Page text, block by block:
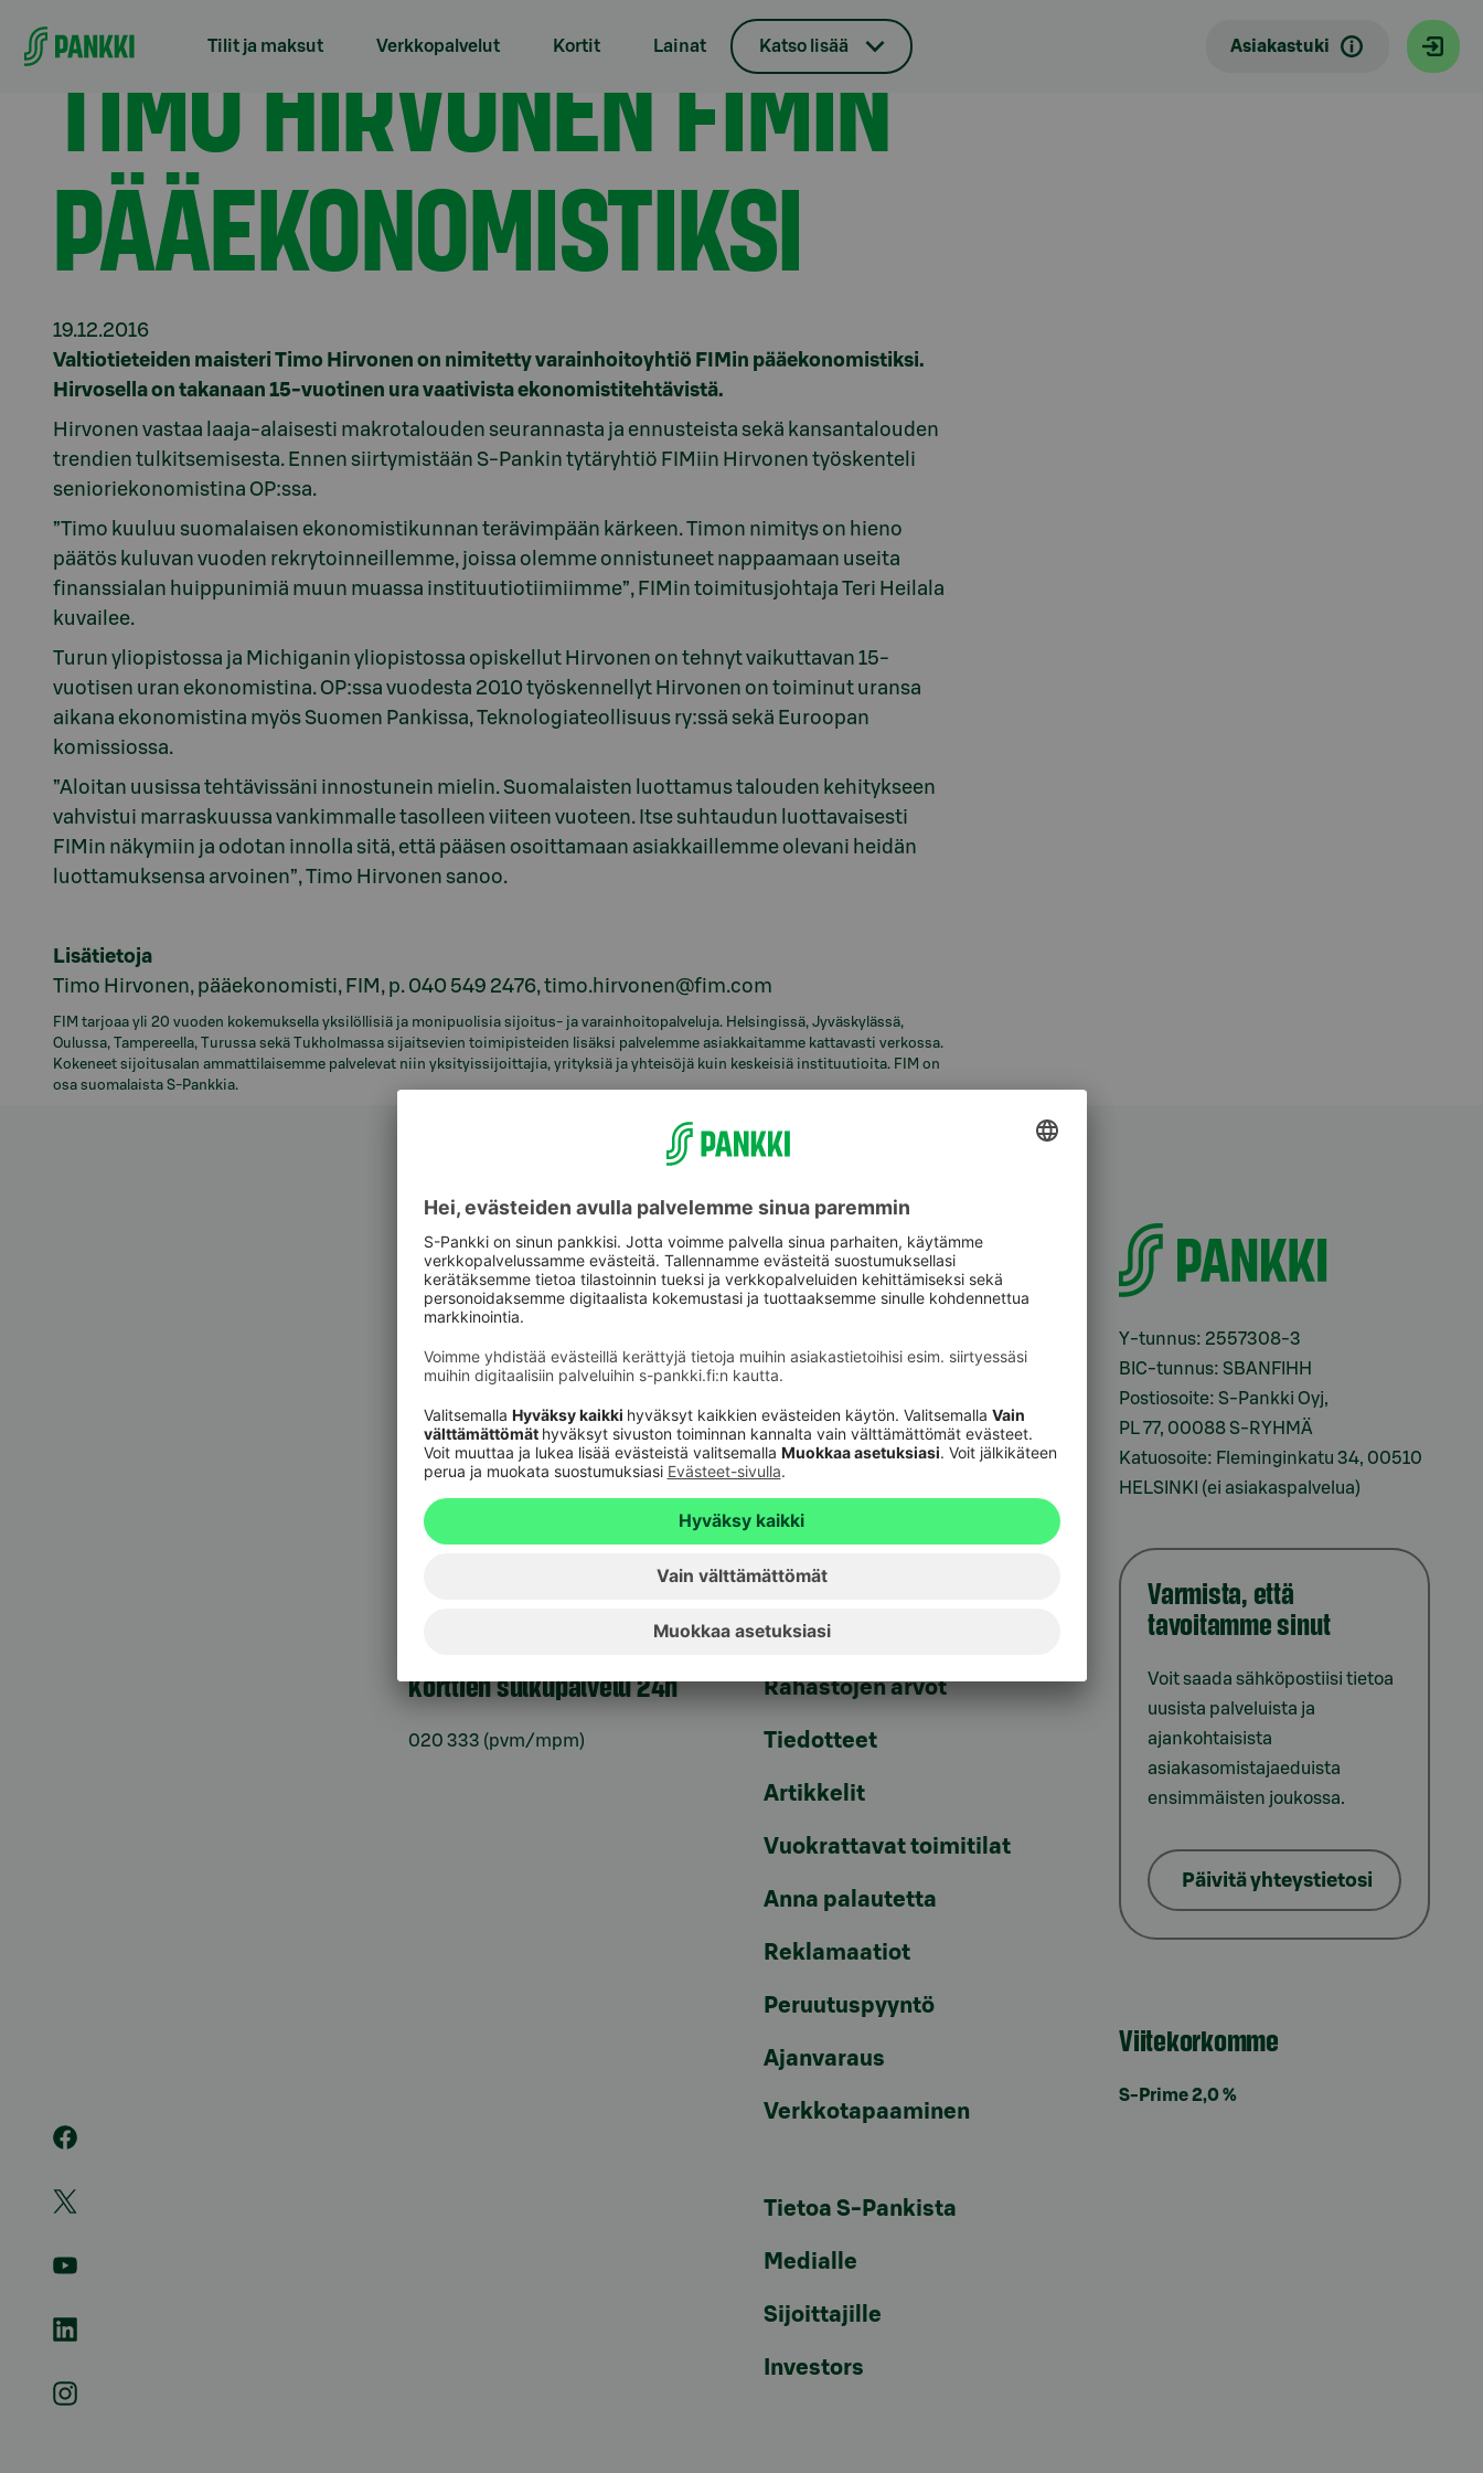
Tilit ja maksut Verkkopalvelut Kortit Lainat Katso lisää Asiakastuki
TIMO HIRVONEN FIMIN
PÄÄEKONOMISTIKSI
19.12.2016
Valtiotieteiden maisteri Timo Hirvonen on nimitetty varainhoitoyhtiö FIMin pääekonomistiksi.
Hirvosella on takanaan 15-vuotinen ura vaativista ekonomistitehtävistä.
Hirvonen vastaa laaja-alaisesti makrotalouden seurannasta ja ennusteista sekä kansantalouden
trendien tulkitsemisesta. Ennen siirtymistään S-Pankin tytäryhtiö FIMiin Hirvonen työskenteli
senioriekonomistina OP:ssa.
”Timo kuuluu suomalaisen ekonomistikunnan terävimpään kärkeen. Timon nimitys on hieno
päätös kuluvan vuoden rekrytoinneillemme, joissa olemme onnistuneet nappaamaan useita
finanssialan huippunimiä muun muassa instituutiotiimiimme”, FIMin toimitusjohtaja Teri Heilala
kuvailee.
Turun yliopistossa ja Michiganin yliopistossa opiskellut Hirvonen on tehnyt vaikuttavan 15-
vuotisen uran ekonomistina. OP:ssa vuodesta 2010 työskennellyt Hirvonen on toiminut uransa
aikana ekonomistina myös Suomen Pankissa, Teknologiateollisuus ry:ssä sekä Euroopan
komissiossa.
”Aloitan uusissa tehtävissäni innostunein mielin. Suomalaisten luottamus talouden kehitykseen
vahvistui marraskuussa vankimmalle tasolleen viiteen vuoteen. Itse suhtaudun luottavaisesti
FIMin näkymiin ja odotan innolla sitä, että pääsen osoittamaan asiakkaillemme olevani heidän
luottamuksensa arvoinen”, Timo Hirvonen sanoo.
Lisätietoja
Timo Hirvonen, pääekonomisti, FIM, p. 040 549 2476, timo.hirvonen@fim.com
FIM tarjoaa yli 20 vuoden kokemuksella yksilöllisiä ja monipuolisia sijoitus- ja varainhoitopalveluja. Helsingissä, Jyväskylässä,
Oulussa, Tampereella, Turussa sekä Tukholmassa sijaitsevien toimipisteiden lisäksi palvelemme asiakkaitamme kattavasti verkossa.
Kokeneet sijoitusalan ammattilaisemme palvelevat niin yksityissijoittajia, yrityksiä ja yhteisöjä kuin keskeisiä instituutioita. FIM on
osa suomalaista S-Pankkia.
Asiakaspalvelu
Pankkitunnusten
sulkupalvelu 24h
Korttien sulkupalvelu 24h
020 333 (pvm/mpm)
Oikopolut
verkkopankkitunnuksesi
Tule asiakkaaksi
Palveluhinnasto
Usein kysyttyä
Turvallinen pankkiasiointi
Rahastojen arvot
Tiedotteet
Artikkelit
Vuokrattavat toimitilat
Anna palautetta
Reklamaatiot
Peruutuspyyntö
Ajanvaraus
Verkkotapaaminen
Tietoa S-Pankista
Medialle
Sijoittajille
Investors
Y-tunnus: 2557308-3
BIC-tunnus: SBANFIHH
Postiosoite: S-Pankki Oyj,
PL 77, 00088 S-RYHMÄ
Katuosoite: Fleminginkatu 34, 00510
HELSINKI (ei asiakaspalvelua)
Varmista, että
tavoitamme sinut
Voit saada sähköpostiisi tietoa
uusista palveluista ja
ajankohtaisista
asiakasomistajaeduista
ensimmäisten joukossa.
Päivitä yhteystietosi
Viitekorkomme
S-Prime 2,0 %